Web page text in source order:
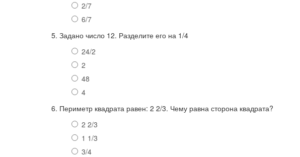
2/7
6/7
5. Задано число 12. Разделите его на 1/4
24/2
2
48
4
6. Периметр квадрата равен: 2 2/3. Чему равна сторона квадрата?
2 2/3
1 1/3
3/4